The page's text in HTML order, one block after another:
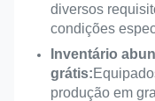
diversos
condições
Inventário
grátis:
produção em